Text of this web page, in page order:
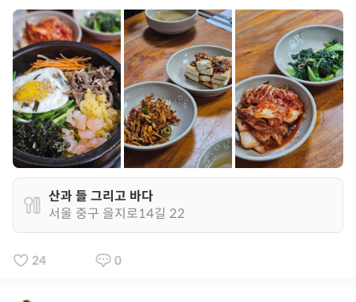
산과 들 그리고 바다
서울 중구 을지로14길 22
24 0